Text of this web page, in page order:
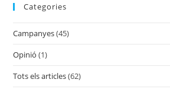
Categories
Campanyes(45)
Opinió (1)
Tots els articles(62)